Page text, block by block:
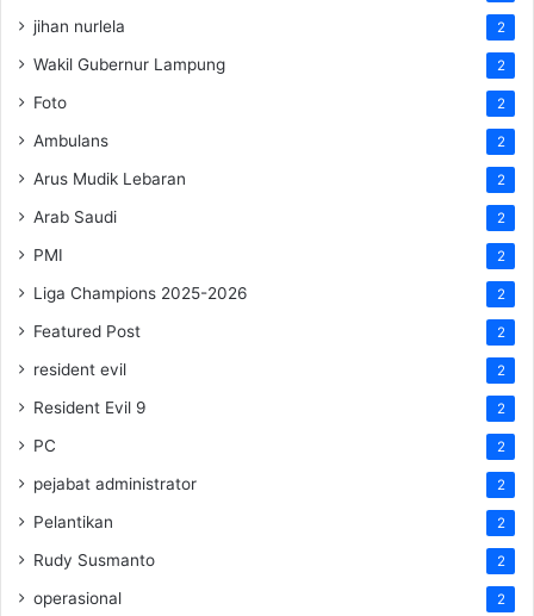
jihan nurlela 2
Wakil Gubernur Lampung 2
Foto 2
Ambulans 2
Arus Mudik Lebaran 2
Arab Saudi 2
PMI 2
Liga Champions 2025-2026 2
Featured Post 2
resident evil 2
Resident Evil 9 2
PC 2
pejabat administrator 2
Pelantikan 2
Rudy Susmanto 2
operasional 2